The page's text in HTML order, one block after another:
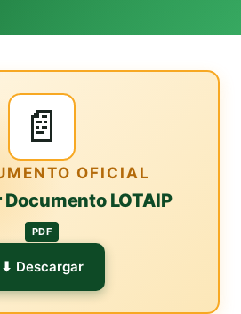
📄
OFICIAL
LOTAIP
PDF
⬇ Descargar